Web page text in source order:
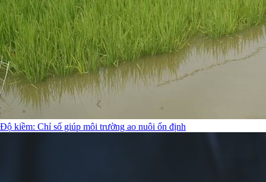
Độ kiềm: Chỉ số giúp môi trường ao nuôi ổn định